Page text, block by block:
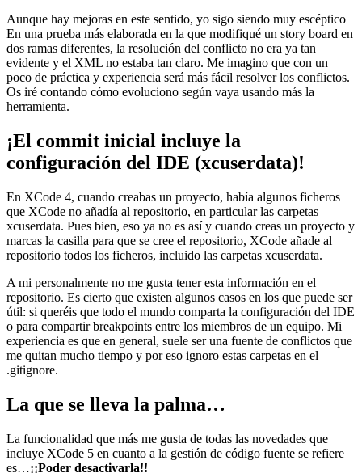
Aunque hay mejoras en este sentido, yo sigo siendo muy escéptico
En una prueba más elaborada en la que modifiqué un story board en
dos ramas diferentes, la resolución del conflicto no era ya tan
evidente y el XML no estaba tan claro. Me imagino que con un
poco de práctica y experiencia será más fácil resolver los conflictos.
Os iré contando cómo evoluciono según vaya usando más la
herramienta.
¡El commit inicial incluye la
configuración del IDE (xcuserdata)!
En XCode 4, cuando creabas un proyecto, había algunos ficheros
que XCode no añadía al repositorio, en particular las carpetas
xcuserdata. Pues bien, eso ya no es así y cuando creas un proyecto y
marcas la casilla para que se cree el repositorio, XCode añade al
repositorio todos los ficheros, incluido las carpetas xcuserdata.
A mi personalmente no me gusta tener esta información en el
repositorio. Es cierto que existen algunos casos en los que puede ser
útil: si queréis que todo el mundo comparta la configuración del IDE
o para compartir breakpoints entre los miembros de un equipo. Mi
experiencia es que en general, suele ser una fuente de conflictos que
me quitan mucho tiempo y por eso ignoro estas carpetas en el
.gitignore.
La que se lleva la palma…
La funcionalidad que más me gusta de todas las novedades que
incluye XCode 5 en cuanto a la gestión de código fuente se refiere
es…¡¡Poder desactivarla!!